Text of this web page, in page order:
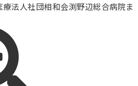
療法人社団相和会渕野辺総合病院ま